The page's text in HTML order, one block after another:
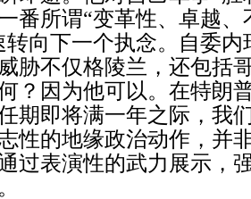
番所谓“变革性、卓越、
转向下一个执念。自委
胁不仅格陵兰，还包括
？因为他可以。在特朗
期即将满一年之际，我
性的地缘政治动作，并
过表演性的武力展示，